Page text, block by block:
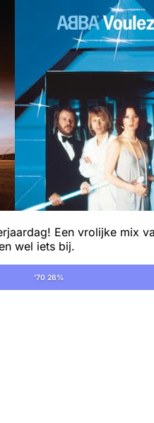
Een vrolijke mix
wel iets bij.
'70 26%